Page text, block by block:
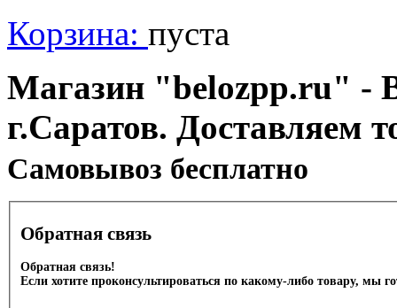
Корзина: пуста
Магазин "belozpp.ru" -
г.Саратов. Доставляем
Cамовывоз бесплатно
Обратная связь
Обратная связь!
Если хотите проконсультироваться по какому-либо товару, мы